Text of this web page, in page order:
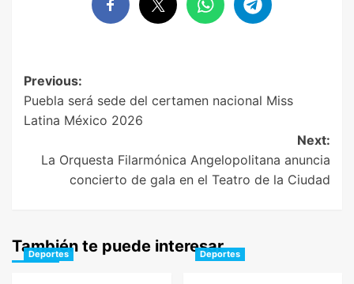
Post
navigation
Previous:
Puebla será sede del certamen nacional Miss
Latina México 2026
Next:
La Orquesta Filarmónica Angelopolitana anuncia
concierto de gala en el Teatro de la Ciudad
También te puede interesar
Deportes Deportes